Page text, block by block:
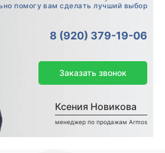
помогу вам сделать лучший выбор
8 (920) 379-19-06
Ксения Новикова
менеджер по продажам Armos
Заказать звонок